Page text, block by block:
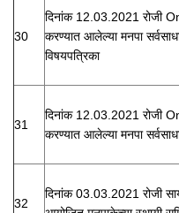
30
दिनांक 12.03.2021 रोजी
करण्यात आलेल्या मनपा
विषयपत्रिका
31
दिनांक 12.03.2021 रोजी
करण्यात आलेल्या मनपा
32
दिनांक 03.03.2021 रोजी